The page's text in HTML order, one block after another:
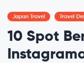
Japan Travel Travel
10 Spot